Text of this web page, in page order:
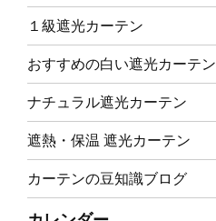
１級遮光カーテン
おすすめの白い遮光カーテン
ナチュラル遮光カーテン
遮熱・保温 遮光カーテン
カーテンの豆知識ブログ